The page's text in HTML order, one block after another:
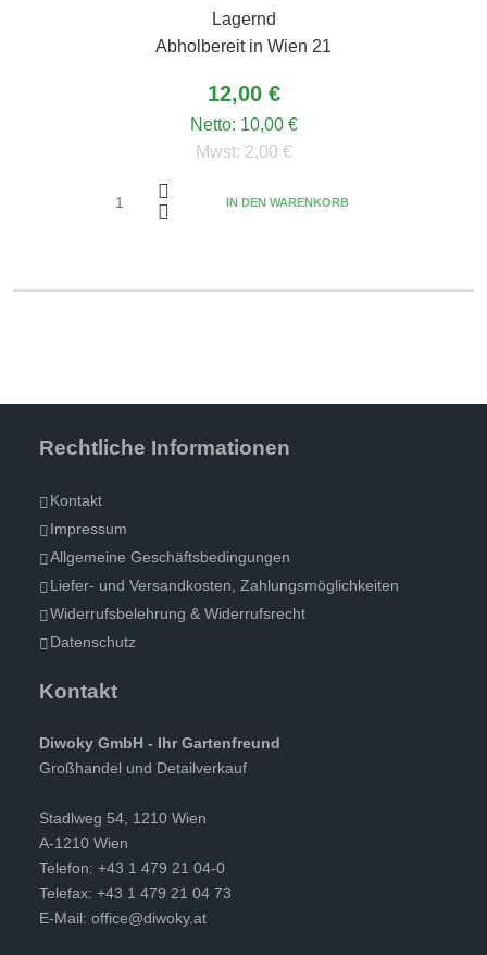
Lagernd
Abholbereit in Wien 21
12,00 €
Netto: 10,00 €
Mwst: 2,00 €
IN DEN WARENKORB
Rechtliche Informationen
Kontakt
Impressum
Allgemeine Geschäftsbedingungen
Liefer- und Versandkosten, Zahlungsmöglichkeiten
Widerrufsbelehrung & Widerrufsrecht
Datenschutz
Kontakt
Diwoky GmbH - Ihr Gartenfreund
Großhandel und Detailverkauf
Stadlweg 54, 1210 Wien
A-1210 Wien
Telefon: +43 1 479 21 04-0
Telefax: +43 1 479 21 04 73
E-Mail: office@diwoky.at